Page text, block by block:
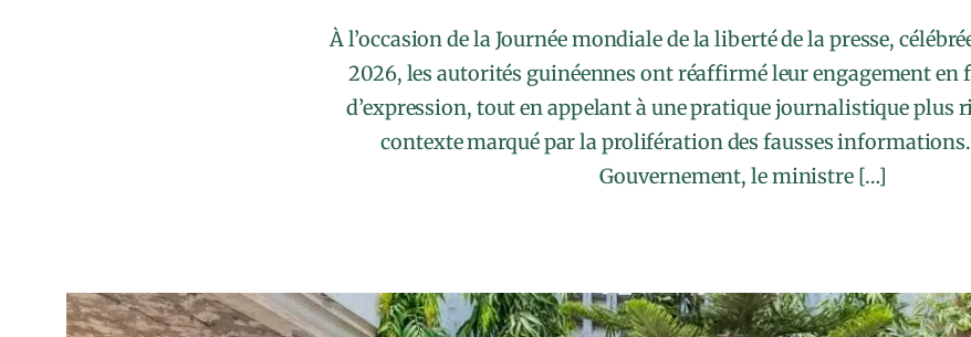
À l’occasion de la Journée mondiale de la liberté de la presse,
2026, les autorités guinéennes ont réaffirmé leur engagement en
d’expression, tout en appelant à une pratique journalistique plus
contexte marqué par la prolifération des fausses
Gouvernement, le ministre […]